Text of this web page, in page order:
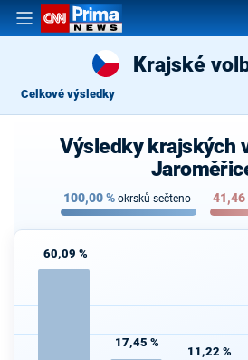
Krajské
Celkové výsledky
Výsledky krajských
100,00% okrsků sečteno 41,46
60,09 %
17,45 %
11,22 %